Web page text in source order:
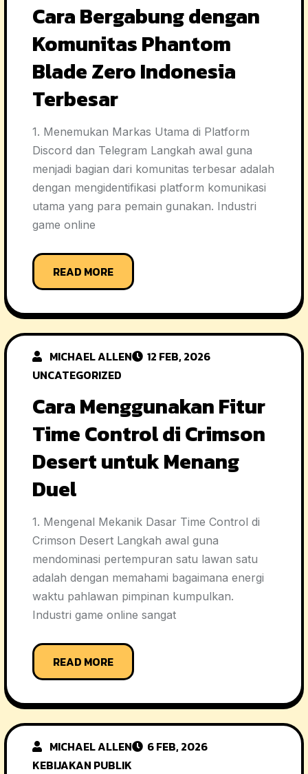
Cara Bergabung dengan
Komunitas Phantom
Blade Zero Indonesia
Terbesar
1. Menemukan Markas Utama di Platform
Discord dan Telegram Langkah awal guna
menjadi bagian dari komunitas terbesar adalah
dengan mengidentifikasi platform komunikasi
utama yang para pemain gunakan. Industri
game online
READ MORE
MICHAEL ALLEN
12 FEB, 2026
UNCATEGORIZED
Cara Menggunakan Fitur
Time Control di Crimson
Desert untuk Menang
Duel
1. Mengenal Mekanik Dasar Time Control di
Crimson Desert Langkah awal guna
mendominasi pertempuran satu lawan satu
adalah dengan memahami bagaimana energi
waktu pahlawan pimpinan kumpulkan.
Industri game online sangat
READ MORE
MICHAEL ALLEN
6 FEB, 2026
KEBIJAKAN PUBLIK